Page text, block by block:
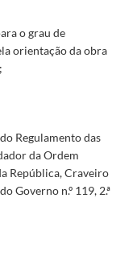
o grau de
orientação da obra
Regulamento das
da Ordem
República, Craveiro
Governo n.º 119, 2.ª